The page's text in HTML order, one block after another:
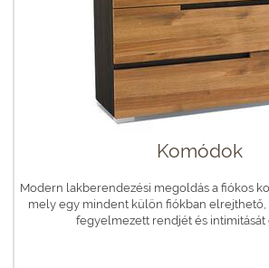
Komódok
Modern lakberendezési megoldás a fiókos
mely egy mindent külön fiókban elrejthető,
fegyelmezett rendjét és intimitását